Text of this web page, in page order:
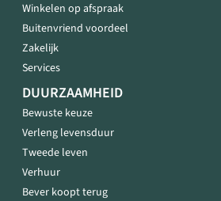
Winkelen op afspraak
Buitenvriend voordeel
Zakelijk
Services
DUURZAAMHEID
Bewuste keuze
Verleng levensduur
Tweede leven
Verhuur
Bever koopt terug